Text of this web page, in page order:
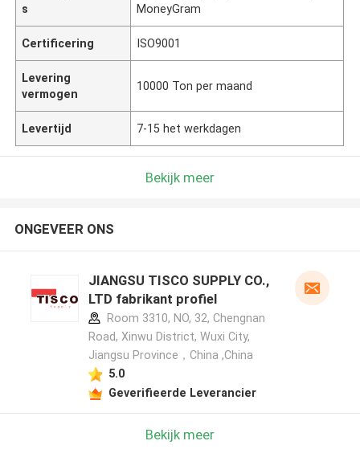
s
MoneyGram
Certificering ISO9001
Levering
vermogen
10000 Ton per maand
Levertijd 7-15 het werkdagen
Bekijk meer
ONGEVEER ONS
JIANGSU TISCO SUPPLY CO.,
LTD fabrikant profiel
Room 3310, NO, 32, Chengnan
Road, Xinwu District, Wuxi City,
Jiangsu Province，China ,China
5.0
Geverifieerde Leverancier
Bekijk meer